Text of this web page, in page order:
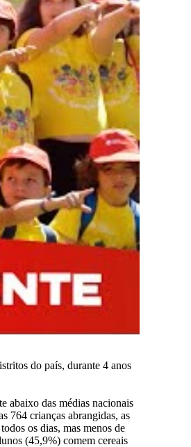
do país, durante 4 anos
abaixo das médias nacionais
764 crianças abrangidas, as
os dias, mas menos de
(45,9%) comem cereais